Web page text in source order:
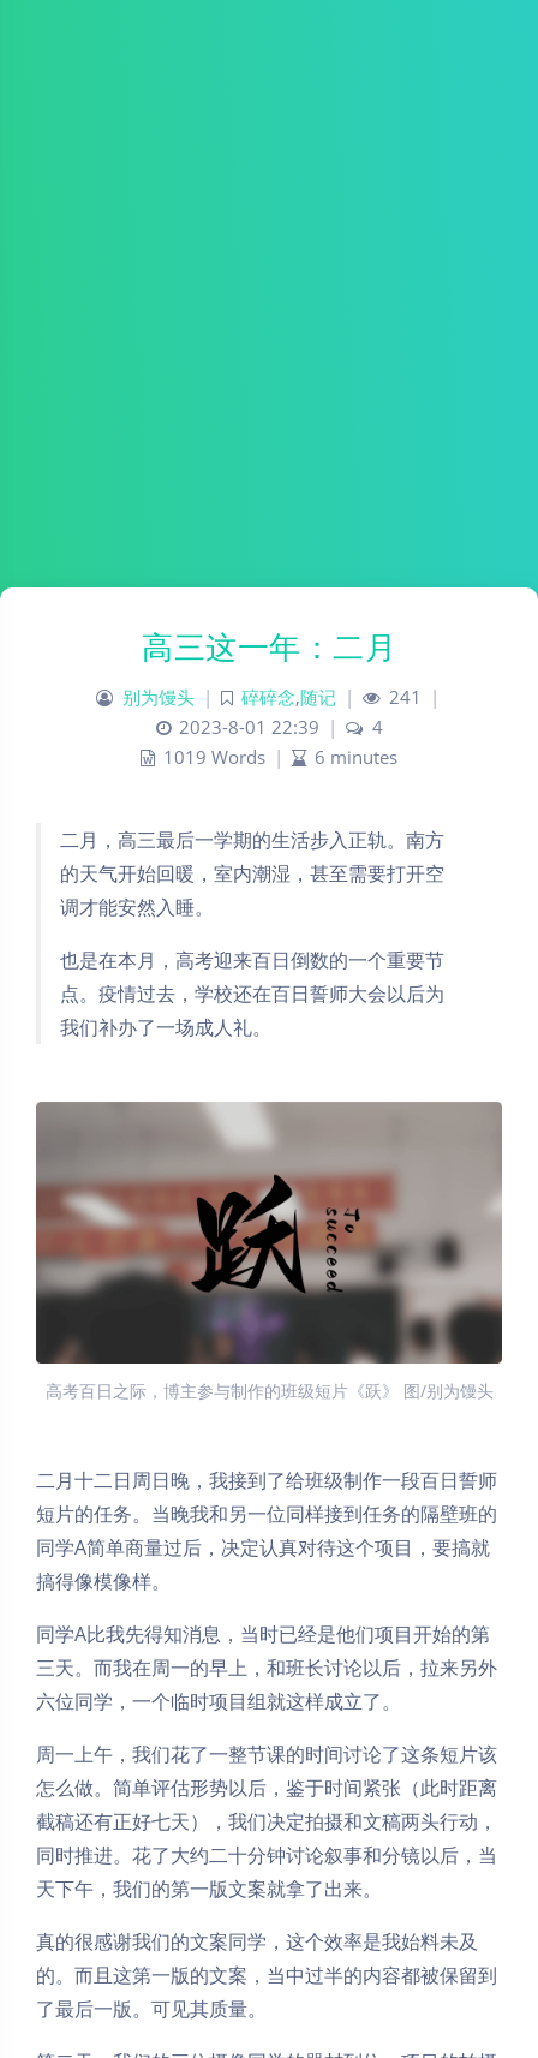
高三这一年：二月
别为馒头 | 碎碎念,随记 | 241
|
2023-8-01 22:39 |
4
1019 Words | 6 minutes
二月，高三最后一学期的生活步入正轨。南方
的天气开始回暖，室内潮湿，甚至需要打开空
调才能安然入睡。
也是在本月，高考迎来百日倒数的一个重要节
点。疫情过去，学校还在百日誓师大会以后为
我们补办了一场成人礼。
高考百日之际，博主参与制作的班级短片《跃》 图/别为馒头
二月十二日周日晚，我接到了给班级制作一段百日誓师
短片的任务。当晚我和另一位同样接到任务的隔壁班的
同学A简单商量过后，决定认真对待这个项目，要搞就
搞得像模像样。
同学A比我先得知消息，当时已经是他们项目开始的第
三天。而我在周一的早上，和班长讨论以后，拉来另外
六位同学，一个临时项目组就这样成立了。
周一上午，我们花了一整节课的时间讨论了这条短片该
怎么做。简单评估形势以后，鉴于时间紧张（此时距离
截稿还有正好七天），我们决定拍摄和文稿两头行动，
同时推进。花了大约二十分钟讨论叙事和分镜以后，当
天下午，我们的第一版文案就拿了出来。
真的很感谢我们的文案同学，这个效率是我始料未及
的。而且这第一版的文案，当中过半的内容都被保留到
了最后一版。可见其质量。